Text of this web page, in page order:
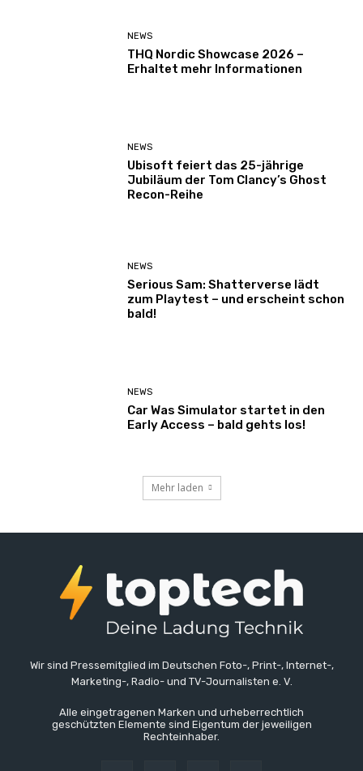
NEWS
THQ Nordic Showcase 2026 –
Erhaltet mehr Informationen
NEWS
Ubisoft feiert das 25-jährige
Jubiläum der Tom Clancy’s Ghost
Recon-Reihe
NEWS
Serious Sam: Shatterverse lädt
zum Playtest – und erscheint schon
bald!
NEWS
Car Was Simulator startet in den
Early Access – bald gehts los!
Mehr laden
Wir sind Pressemitglied im Deutschen Foto-, Print-, Internet-,
Marketing-, Radio- und TV-Journalisten e. V.
Alle eingetragenen Marken und urheberrechtlich
geschützten Elemente sind Eigentum der jeweiligen
Rechteinhaber.